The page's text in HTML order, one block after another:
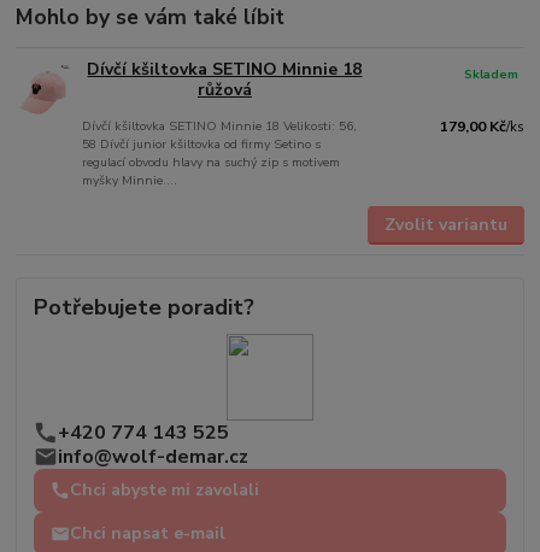
Mohlo by se vám také líbit
Dívčí kšiltovka SETINO Minnie 18
růžová
Dívčí kšiltovka SETINO Minnie 18 Velikosti: 56,
58 Dívčí junior kšiltovka od firmy Setino s
regulací obvodu hlavy na suchý zip s motivem
myšky Minnie....
179,00 Kč/ks
Skladem
Zvolit variantu
Potřebujete poradit?
+420 774 143 525
info@wolf-demar.cz
Chci abyste mi zavolali
Chci napsat e-mail